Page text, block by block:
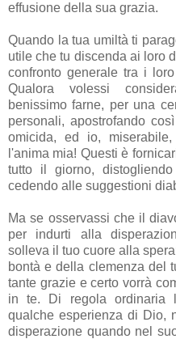
effusione della sua grazia.
Quando la tua umiltà ti
utile che tu discenda ai loro
confronto generale tra i
Qualora volessi
benissimo farne, per una
personali, apostrofando
omicida, ed io,
l'anima mia! Questi è
tutto il giorno,
cedendo alle suggestioni
Ma se osservassi che il
per indurti alla
solleva il tuo cuore alla
bontà e della clemenza del
tante grazie e certo vorrà
in te. Di regola ordinaria
qualche esperienza di Dio,
disperazione quando nel